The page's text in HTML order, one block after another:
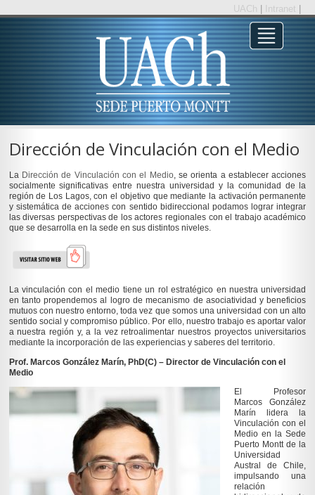
UACh Intranet
Dirección de Vinculación con el Medio
La Dirección de Vinculación con el Medio, se orienta a establecer acciones
socialmente significativas entre nuestra universidad y la comunidad de la
región de Los Lagos, con el objetivo que mediante la activación permanente
y sistemática de acciones con sentido bidireccional podamos lograr integrar
las diversas perspectivas de los actores regionales con el trabajo académico
que se desarrolla en la sede en sus distintos niveles.
La vinculación con el medio tiene un rol estratégico en nuestra universidad
en tanto propendemos al logro de mecanismo de asociatividad y beneficios
mutuos con nuestro entorno, toda vez que somos una universidad con un alto
sentido social y compromiso público. Por ello, nuestro trabajo es aportar valor
a nuestra región y, a la vez retroalimentar nuestros proyectos universitarios
mediante la incorporación de las experiencias y saberes del territorio.
Prof. Marcos González Marín, PhD(C) – Director de Vinculación con el
Medio
El Profesor
Marcos González
Marín lidera la
Vinculación con el
Medio en la Sede
Puerto Montt de la
Universidad
Austral de Chile,
impulsando una
relación